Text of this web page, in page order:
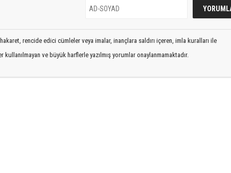
rencide edici cümleler veya imalar, inançlara saldırı içeren, imla kuralları ile
kullanılmayan ve büyük harflerle yazılmış yorumlar onaylanmamaktadır.